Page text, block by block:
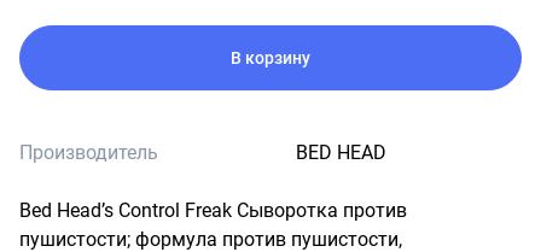
В корзину
Производитель BED HEAD
Bed Head’s Control Freak Сыворотка против
пушистости; формула против пушистости,